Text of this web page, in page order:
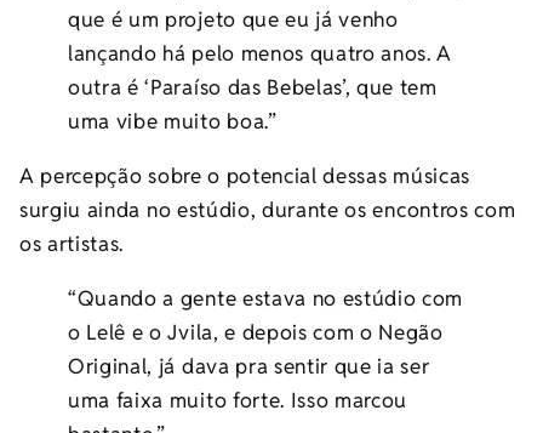
que é um projeto que eu já venho
lançando há pelo menos quatro anos. A
outra é ‘Paraíso das Bebelas’, que tem
uma vibe muito boa.”
A percepção sobre o potencial dessas músicas
surgiu ainda no estúdio, durante os encontros com
os artistas.
“Quando a gente estava no estúdio com
o Lelê e o Jvila, e depois com o Negão
Original, já dava pra sentir que ia ser
uma faixa muito forte. Isso marcou